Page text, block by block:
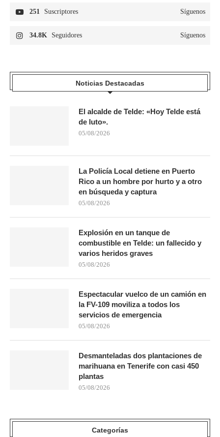
251 Suscriptores Síguenos
34.8K Seguidores Síguenos
Noticias Destacadas
El alcalde de Telde: «Hoy Telde está
de luto».
05/08/2026
La Policía Local detiene en Puerto
Rico a un hombre por hurto y a otro
en búsqueda y captura
05/08/2026
Explosión en un tanque de
combustible en Telde: un fallecido y
varios heridos graves
05/08/2026
Espectacular vuelco de un camión en
la FV-109 moviliza a todos los
servicios de emergencia
05/08/2026
Desmanteladas dos plantaciones de
marihuana en Tenerife con casi 450
plantas
05/08/2026
Categorías